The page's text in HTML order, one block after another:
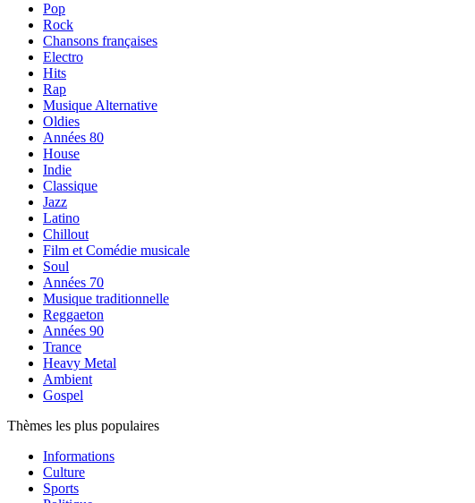
Pop
Rock
Chansons françaises
Electro
Hits
Rap
Musique Alternative
Oldies
Années 80
House
Indie
Classique
Jazz
Latino
Chillout
Film et Comédie musicale
Soul
Années 70
Musique traditionnelle
Reggaeton
Années 90
Trance
Heavy Metal
Ambient
Gospel
Thèmes les plus populaires
Informations
Culture
Sports